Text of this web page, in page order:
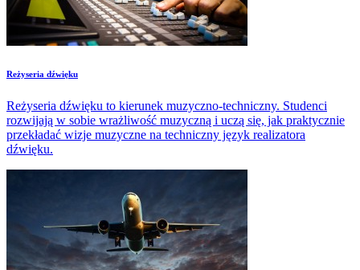
Reżyseria dźwięku
Reżyseria dźwięku to kierunek muzyczno-techniczny. Studenci
rozwijają w sobie wrażliwość muzyczną i uczą się, jak praktycznie
przekładać wizje muzyczne na techniczny język realizatora
dźwięku.